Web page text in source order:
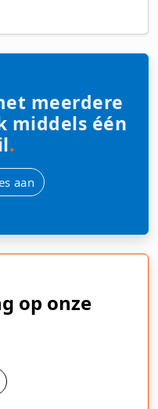
meerdere
middels één
.
aan
op onze